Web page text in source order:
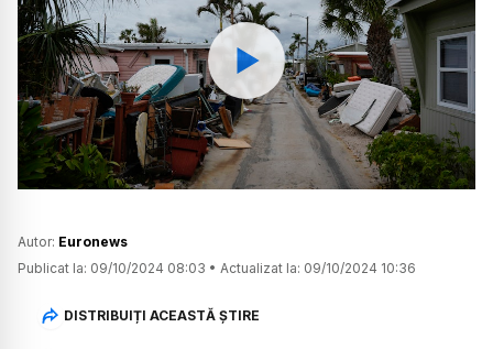
Watch
Autor: Euronews
Publicat la: 09/10/2024 08:03 • Actualizat la: 09/10/2024 10:36
DISTRIBUIȚI ACEASTĂ ȘTIRE